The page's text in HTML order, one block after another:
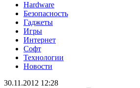
Hardware
Безопасность
Гаджеты
Игры
Интернет
Софт
Технологии
Новости
30.11.2012 12:28